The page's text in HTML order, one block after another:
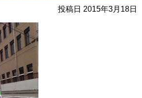
投稿日 2015年3月18日